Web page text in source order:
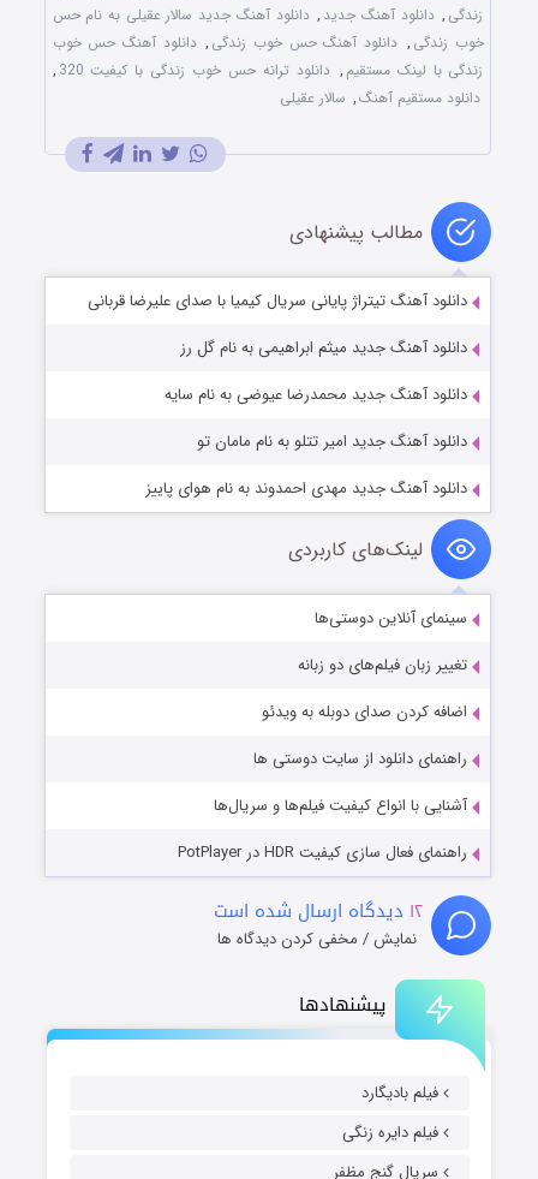
پیشنهادها
فیلم بادیگارد
فیلم دایره زنگی
سریال گنج مظفر
زندگی , دانلود آهنگ جدید , دانلود آهنگ جدید سالار عقیلی به نام حس
خوب زندگی , دانلود آهنگ حس خوب زندگی , دانلود آهنگ حس خوب
زندگی با لینک مستقیم , دانلود ترانه حس خوب زندگی با کیفیت 320
,
دانلود مستقیم آهنگ, سالار عقیلی
مطالب پیشنهادی
دانلود آهنگ تیتراژ پایانی سریال کیمیا با صدای علیرضا قربانی
دانلود آهنگ جدید میثم ابراهیمی به نام گل رز
دانلود آهنگ جدید محمدرضا عیوضی به نام سایه
دانلود آهنگ جدید امیر تتلو به نام مامان تو
دانلود آهنگ جدید مهدی احمدوند به نام هوای پاییز
لینک‌های کاربردی
سینمای آنلاین دوستی‌ها
تغییر زبان فیلم‌های دو زبانه
اضافه کردن صدای دوبله به ویدئو
راهنمای دانلود از سایت دوستی ها
آشنایی با انواع کیفیت فیلم‌ها و سریال‌ها
راهنمای فعال سازی کیفیت HDR در PotPlayer
۱۲ دیدگاه ارسال شده است
نمایش / مخفی کردن دیدگاه ها